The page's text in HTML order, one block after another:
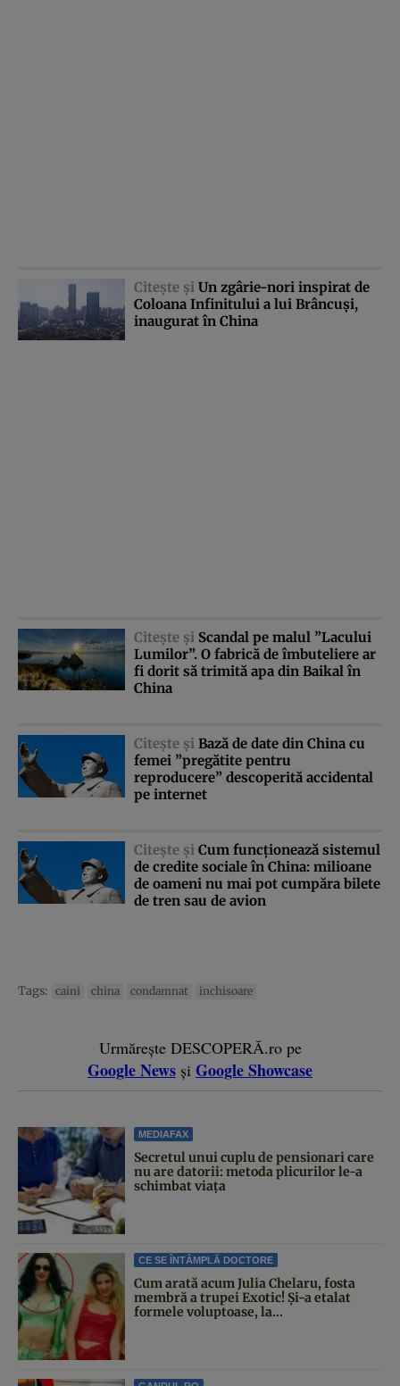
Citeşte şi Un zgârie-nori inspirat de
Coloana Infinitului a lui Brâncuşi,
inaugurat în China
Citeşte şi Scandal pe malul ”Lacului
Lumilor”. O fabrică de îmbuteliere ar
fi dorit să trimită apa din Baikal în
China
Citeşte şi Bază de date din China cu
femei ”pregătite pentru
reproducere” descoperită accidental
pe internet
Citeşte şi Cum funcţionează sistemul
de credite sociale în China: milioane
de oameni nu mai pot cumpăra bilete
de tren sau de avion
Tags: caini china condamnat inchisoare
Urmărește DESCOPERĂ.ro pe
Google News și Google Showcase
MEDIAFAX
Secretul unui cuplu de pensionari care
nu are datorii: metoda plicurilor le-a
schimbat viața
CE SE ÎNTÂMPLĂ DOCTORE
Cum arată acum Julia Chelaru, fosta
membră a trupei Exotic! Și-a etalat
formele voluptoase, la...